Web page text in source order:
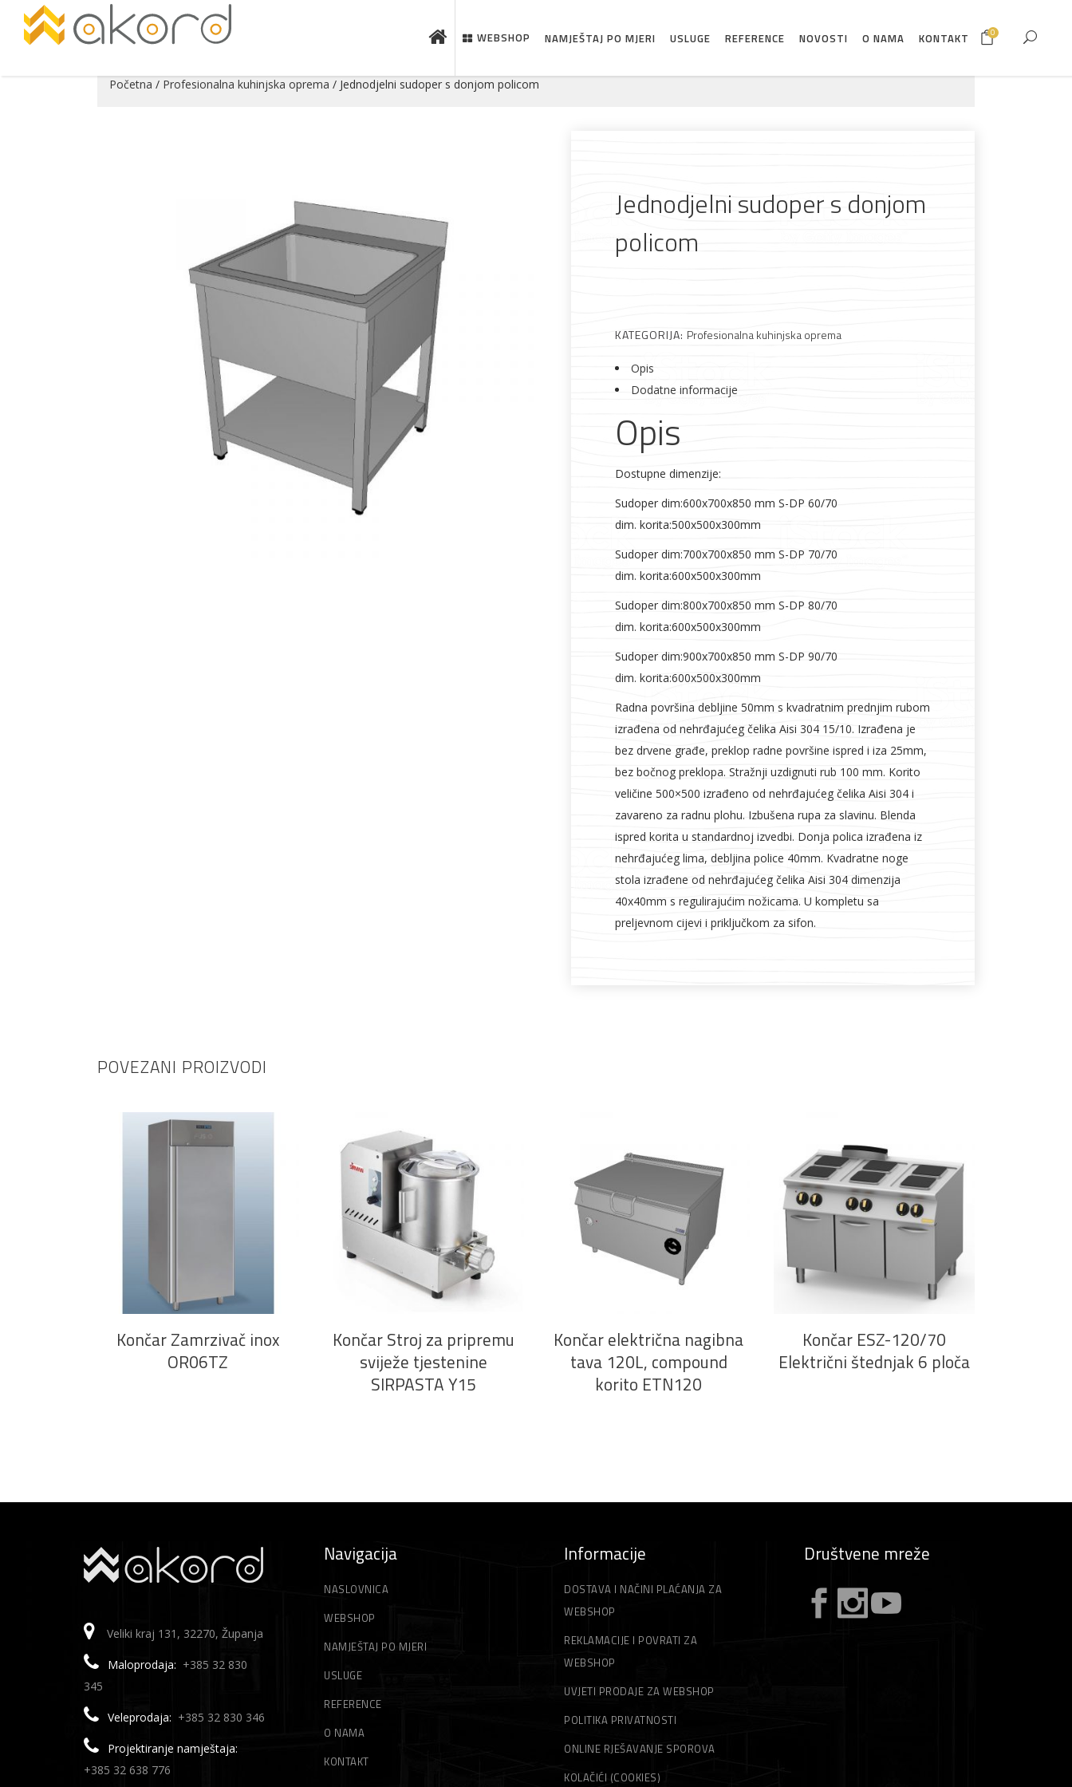
Pogledajte što je novo u ponudi
AKCIJA! Alati i pribor Rasvjeta
Elektromaterijal Vijčana roba
WEBSHOP NAMJEŠTAJ PO MJERI USLUGE REFERENCE NOVOSTI O NAMA KONTAKT 0
Početna / Profesionalna kuhinjska oprema / Jednodjelni sudoper s donjom policom
Jednodjelni sudoper s donjom
policom
KATEGORIJA: Profesionalna kuhinjska oprema
Opis
Dodatne informacije
Opis
Dostupne dimenzije:
Sudoper dim:600x700x850 mm S-DP 60/70
dim. korita:500x500x300mm
Sudoper dim:700x700x850 mm S-DP 70/70
dim. korita:600x500x300mm
Sudoper dim:800x700x850 mm S-DP 80/70
dim. korita:600x500x300mm
Sudoper dim:900x700x850 mm S-DP 90/70
dim. korita:600x500x300mm
Radna površina debljine 50mm s kvadratnim prednjim rubom
izrađena od nehrđajućeg čelika Aisi 304 15/10. Izrađena je
bez drvene građe, preklop radne površine ispred i iza 25mm,
bez bočnog preklopa. Stražnji uzdignuti rub 100 mm. Korito
veličine 500×500 izrađeno od nehrđajućeg čelika Aisi 304 i
zavareno za radnu plohu. Izbušena rupa za slavinu. Blenda
ispred korita u standardnoj izvedbi. Donja polica izrađena iz
nehrđajućeg lima, debljina police 40mm. Kvadratne noge
stola izrađene od nehrđajućeg čelika Aisi 304 dimenzija
40x40mm s regulirajućim nožicama. U kompletu sa
preljevnom cijevi i priključkom za sifon.
POVEZANI PROIZVODI
Končar Zamrzivač inox
OR06TZ
PROČITAJ VIŠE
Končar Stroj za pripremu
sviježe tjestenine
SIRPASTA Y15
PROČITAJ VIŠE
Končar električna nagibna
tava 120L, compound
korito ETN120
PROČITAJ VIŠE
Končar ESZ-120/70
Električni štednjak 6 ploča
Veliki kraj 131, 32270, Županja
Maloprodaja: +385 32 830
345
Veleprodaja: +385 32 830 346
Projektiranje namještaja:
+385 32 638 776
Navigacija
NASLOVNICA
WEBSHOP
NAMJEŠTAJ PO MJERI
USLUGE
REFERENCE
O NAMA
KONTAKT
Informacije
DOSTAVA I NAČINI PLAĆANJA ZA
WEBSHOP
REKLAMACIJE I POVRATI ZA
WEBSHOP
UVJETI PRODAJE ZA WEBSHOP
POLITIKA PRIVATNOSTI
ONLINE RJEŠAVANJE SPOROVA
KOLAČIĆI (COOKIES)
Društvene mreže